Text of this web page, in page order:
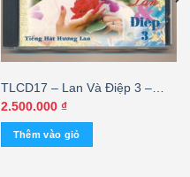
TLCD17 – Lan Và Điệp 3 –
Hương Lan (3 Góc) KGTUS
2.500.000 ₫
Thêm vào giỏ